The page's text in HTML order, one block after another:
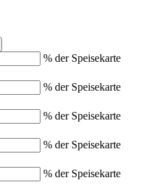
% der Speisekarte
% der Speisekarte
% der Speisekarte
% der Speisekarte
% der Speisekarte